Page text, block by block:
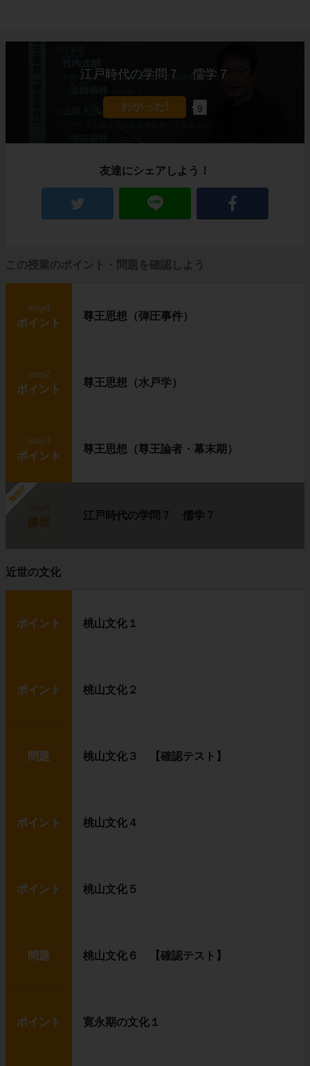
江戸時代の学問７ 儒学７
9
友達にシェアしよう！
この授業のポイント・問題を確認しよう
step1
ポイント
尊王思想（弾圧事件）
step2
ポイント
尊王思想（水戸学）
step3
ポイント
尊王思想（尊王論者・幕末期）
勉強中
練習
江戸時代の学問７ 儒学７
近世の文化
ポイント 桃山文化１
ポイント 桃山文化２
問題 桃山文化３ 【確認テスト】
ポイント 桃山文化４
ポイント 桃山文化５
問題 桃山文化６ 【確認テスト】
ポイント 寛永期の文化１